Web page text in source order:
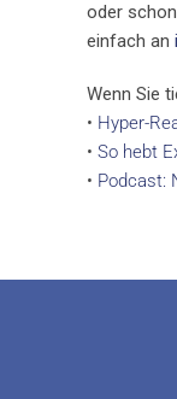
oder
einfach an
Wenn Sie
• Hyper-
• So hebt
• Podcast: